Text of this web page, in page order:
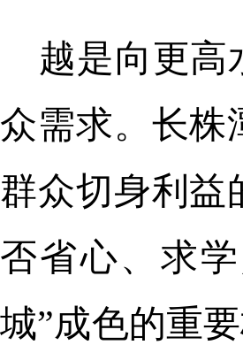
越是向更高
众需求。长株
群众切身利益
否省心、求
城”成色的重